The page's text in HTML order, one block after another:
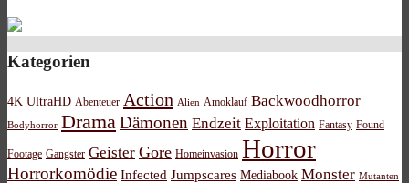
Kategorien
4K UltraHD Abenteuer Action Alien Amoklauf Backwoodhorror
Bodyhorror DramaDämonen Endzeit Exploitation Fantasy Found
Footage Gangster Geister Gore Homeinvasion Horror
Horrorkomödie Infected Jumpscares Mediabook Monster Mutanten